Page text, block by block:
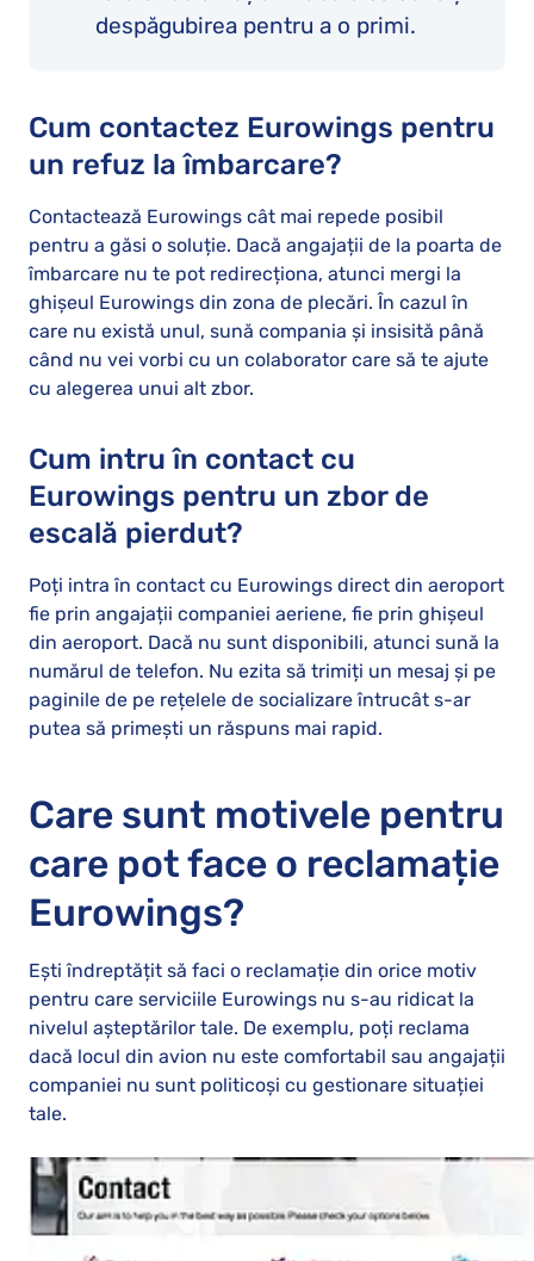
despăgubirea pentru a o primi.
Cum contactez Eurowings pentru
un refuz la îmbarcare?
Contactează Eurowings cât mai repede posibil
pentru a găsi o soluție. Dacă angajații de la poarta de
îmbarcare nu te pot redirecționa, atunci mergi la
ghișeul Eurowings din zona de plecări. În cazul în
care nu există unul, sună compania și insisită până
când nu vei vorbi cu un colaborator care să te ajute
cu alegerea unui alt zbor.
Cum intru în contact cu
Eurowings pentru un zbor de
escală pierdut?
Poți intra în contact cu Eurowings direct din aeroport
fie prin angajații companiei aeriene, fie prin ghișeul
din aeroport. Dacă nu sunt disponibili, atunci sună la
numărul de telefon. Nu ezita să trimiți un mesaj și pe
paginile de pe rețelele de socializare întrucât s-ar
putea să primești un răspuns mai rapid.
Care sunt motivele pentru
care pot face o reclamație
Eurowings?
Ești îndreptățit să faci o reclamație din orice motiv
pentru care serviciile Eurowings nu s-au ridicat la
nivelul așteptărilor tale. De exemplu, poți reclama
dacă locul din avion nu este comfortabil sau angajații
companiei nu sunt politicoși cu gestionare situației
tale.